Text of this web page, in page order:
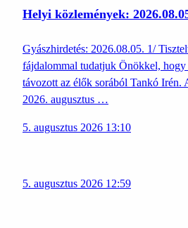
Helyi közlemények:
Gyászhirdetés: 2026.08.05. 1/
fájdalommal tudatjuk Önökkel, hogy
távozott az élők sorából Tankó Irén.
2026. augusztus …
5. augusztus 2026 13:10
5. augusztus 2026 12:59